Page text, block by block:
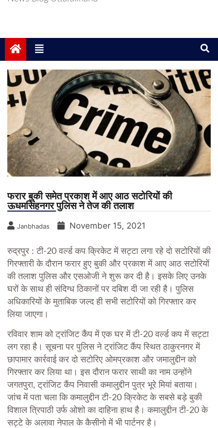
फरार बुकी समेत प्रकाश में आए आठ सटोरियों की
ऊधमसिंहनगर पुलिस ने तेज की तलाश
Janbhadas November 15, 2021
रुद्रपुर : टी-20 वर्ल्ड कप क्रिकेट में सट्टा लगा रहे दो सटोरियों की
गिरफ्तारी के दौरान फरार हुए बुकी और प्रकाश में आए आठ सटोरियों
की तलाश पुलिस और एसओजी ने शुरू कर दी है। इसके लिए उनके
घरों के साथ ही संदिग्ध ठिकानों पर दबिश दी जा रही है। पुलिस
अधिकारियों के मुताबिक जल्द ही सभी सटोरियों को गिरफ्तार कर
लिया जाएगा।
रविवार शाम को ट्रांजिट कैंप में एक घर में टी-20 वर्ल्ड कप में सट्टा
लग रहा है। सूचना पर पुलिस ने ट्रांजिट कैंप स्थित ठाकुरनगर में
छापामार कार्रवाई कर दो सटोरिए ओमप्रकाश और जमालुद्दीन को
गिरफ्तार कर लिया था। इस दौरान फरार साथी का नाम उन्होंने
जगतपुरा, ट्रांजिट कैंप निवासी कमालुद्दीन पुत्र भूरे मियां बताया।
जांच में पता चला कि कमालुद्दीन टी-20 क्रिकेट के सबसे बड़े बुकी
विशाल त्रिपाठी उर्फ ओशो का दाहिना हाथ है। कमालुद्दीन टी-20 के
सट्टे के अलावा नेपाल के कैसीनो में भी पार्टनर है।